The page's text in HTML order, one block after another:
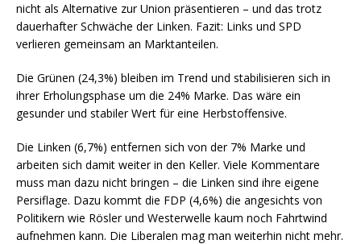
nicht als Alternative zur Union präsentieren – und das trotz
dauerhafter Schwäche der Linken. Fazit: Links und SPD
verlieren gemeinsam an Marktanteilen.
Die Grünen (24,3%) bleiben im Trend und stabilisieren sich in
ihrer Erholungsphase um die 24% Marke. Das wäre ein
gesunder und stabiler Wert für eine Herbstoffensive.
Die Linken (6,7%) entfernen sich von der 7% Marke und
arbeiten sich damit weiter in den Keller. Viele Kommentare
muss man dazu nicht bringen – die Linken sind ihre eigene
Persiflage. Dazu kommt die FDP (4,6%) die angesichts von
Politikern wie Rösler und Westerwelle kaum noch Fahrtwind
aufnehmen kann. Die Liberalen mag man weiterhin nicht mehr.